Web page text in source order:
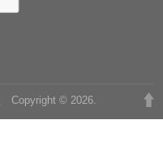
Copyright © 2026.